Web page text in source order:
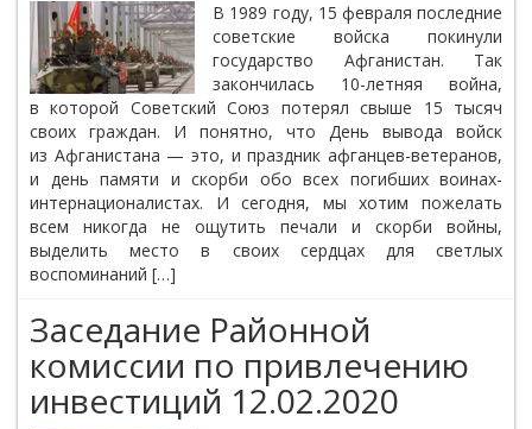
В 1989 году, 15 февраля последние
советские войска покинули
государство Афганистан. Так
закончилась 10-летняя война,
в которой Советский Союз потерял свыше 15 тысяч
своих граждан. И понятно, что День вывода войск
из Афганистана — это, и праздник афганцев-ветеранов,
и день памяти и скорби обо всех погибших воинах-
интернационалистах. И сегодня, мы хотим пожелать
всем никогда не ощутить печали и скорби войны,
выделить место в своих сердцах для светлых
воспоминаний […]
Заседание Районной
комиссии по привлечению
инвестиций 12.02.2020